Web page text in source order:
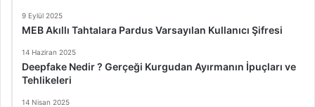
9 Eylül 2025
MEB Akıllı Tahtalara Pardus Varsayılan Kullanıcı Şifresi
14 Haziran 2025
Deepfake Nedir ? Gerçeği Kurgudan Ayırmanın İpuçları ve
Tehlikeleri
14 Nisan 2025